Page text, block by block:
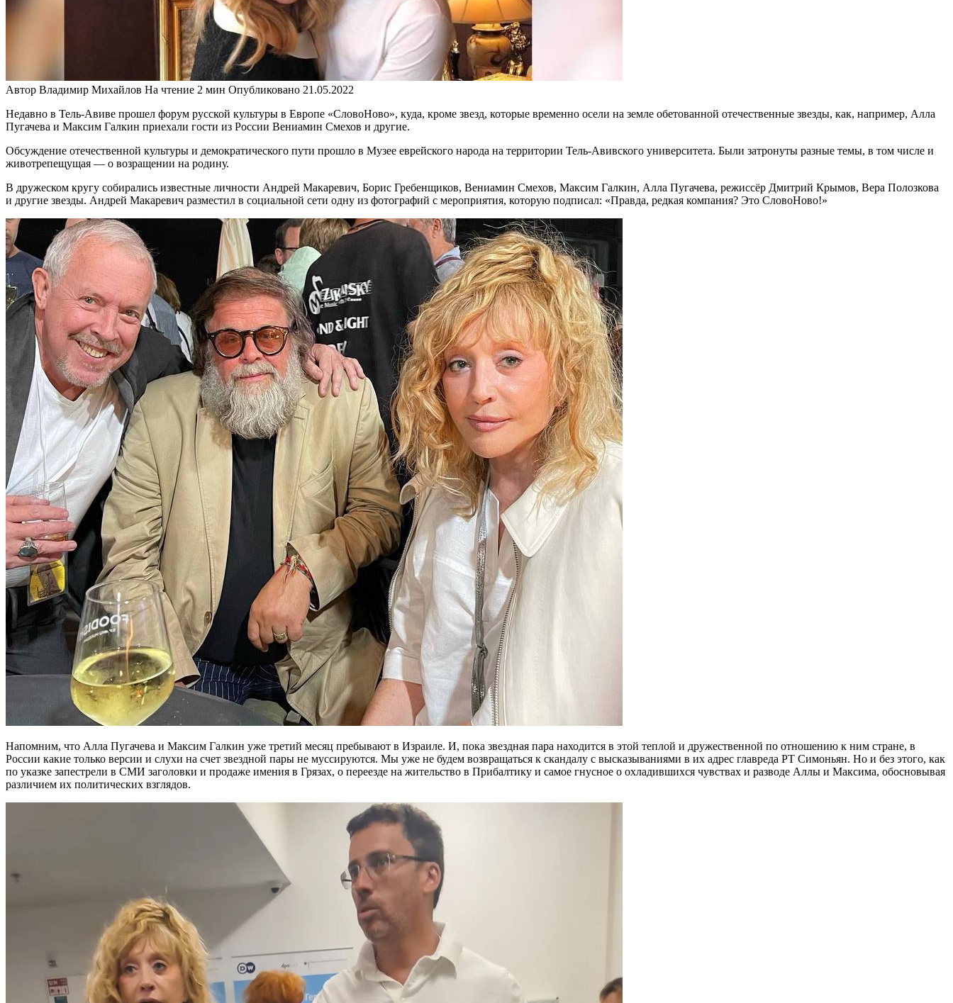
Автор Владимир Михайлов На чтение 2 мин Опубликовано 21.05.2022
Недавно в Тель-Авиве прошел форум русской культуры в Европе «СловоНово», куда, кроме звезд, которые временно осели на земле обетованной отечественные звезды, как, например, Алла
Пугачева и Максим Галкин приехали гости из России Вениамин Смехов и другие.
Обсуждение отечественной культуры и демократического пути прошло в Музее еврейского народа на территории Тель-Авивского университета. Были затронуты разные темы, в том числе и
животрепещущая — о возращении на родину.
В дружеском кругу собирались известные личности Андрей Макаревич, Борис Гребенщиков, Вениамин Смехов, Максим Галкин, Алла Пугачева, режиссёр Дмитрий Крымов, Вера Полозкова
и другие звезды. Андрей Макаревич разместил в социальной сети одну из фотографий с мероприятия, которую подписал: «Правда, редкая компания? Это СловоНово!»
Напомним, что Алла Пугачева и Максим Галкин уже третий месяц пребывают в Израиле. И, пока звездная пара находится в этой теплой и дружественной по отношению к ним стране, в
России какие только версии и слухи на счет звездной пары не муссируются. Мы уже не будем возвращаться к скандалу с высказываниями в их адрес главреда РТ Симоньян. Но и без этого, как
по указке запестрели в СМИ заголовки и продаже имения в Грязах, о переезде на жительство в Прибалтику и самое гнусное о охладившихся чувствах и разводе Аллы и Максима, обосновывая
различием их политических взглядов.